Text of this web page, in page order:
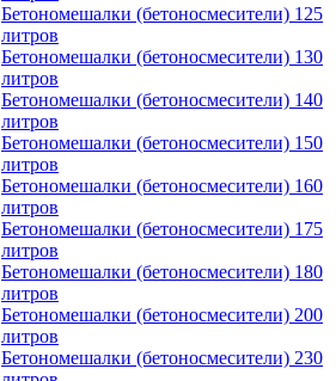
Бетономешалки (бетоносмесители) 125
литров
Бетономешалки (бетоносмесители) 130
литров
Бетономешалки (бетоносмесители) 140
литров
Бетономешалки (бетоносмесители) 150
литров
Бетономешалки (бетоносмесители) 160
литров
Бетономешалки (бетоносмесители) 175
литров
Бетономешалки (бетоносмесители) 180
литров
Бетономешалки (бетоносмесители) 200
литров
Бетономешалки (бетоносмесители) 230